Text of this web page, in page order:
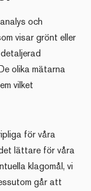
och
visar grönt eller
olika mätarna
vilket
för våra
lättare för våra
klagomål, vi
går att